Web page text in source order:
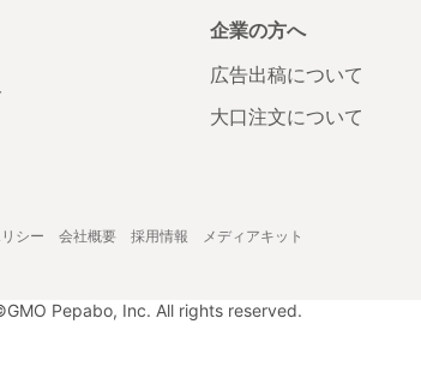
企業の方へ
広告出稿について
大口注文について
シー 会社概要 採用情報 メディアキット
Pepabo, Inc. All rights reserved.